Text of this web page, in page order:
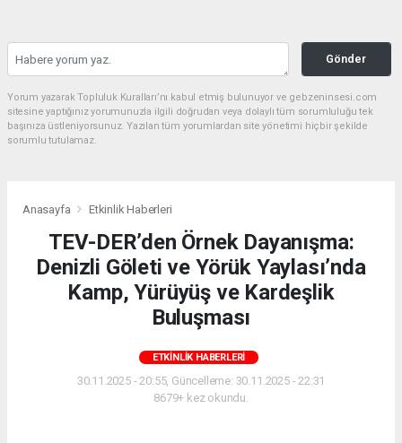
Gönder
Yorum yazarak Topluluk Kuralları’nı kabul etmiş bulunuyor ve gebzeninsesi.com
sitesine yaptığınız yorumunuzla ilgili doğrudan veya dolaylı tüm sorumluluğu tek
başınıza üstleniyorsunuz. Yazılan tüm yorumlardan site yönetimi hiçbir şekilde
sorumlu tutulamaz.
Anasayfa Etkinlik Haberleri
TEV-DER’den Örnek Dayanışma:
Denizli Göleti ve Yörük Yaylası’nda
Kamp, Yürüyüş ve Kardeşlik
Buluşması
ETKINLIK HABERLERI
30.11.2025 - 20:55, Güncelleme: 30.11.2025 - 22:31
8679+ kez okundu.